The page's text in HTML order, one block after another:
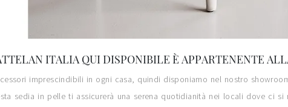
ITALIA QUI DISPONIBILE È APPARTENENTE
imprescindibili in ogni casa, quindi disponiamo nel nostro
sedia in pelle ti assicurerà una serena quotidianità nei locali dove ci